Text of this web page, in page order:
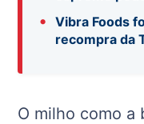
•
Vibra Foods
recompra da
O milho como a